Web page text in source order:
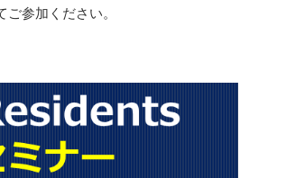
参加ください。